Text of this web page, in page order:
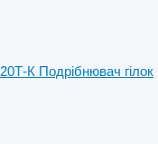
К Подрібнювач гілок